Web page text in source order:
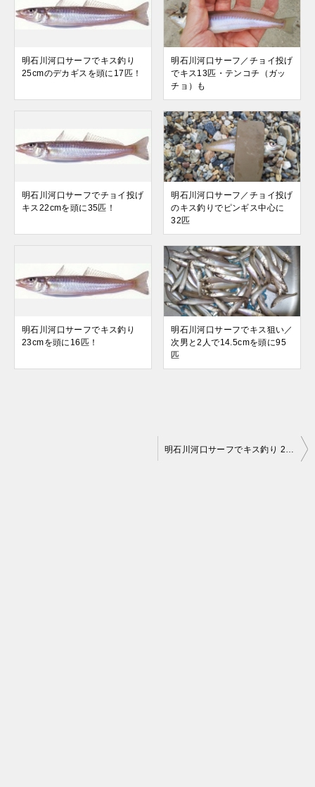
明石川河口サーフでキス釣り
25cmのデカギスを頭に17匹！
明石川河口サーフ／チョイ投げ
でキス13匹・テンコチ（ガッ
チョ）も
明石川河口サーフでチョイ投げ
キス22cmを頭に35匹！
明石川河口サーフ／チョイ投げ
のキス釣りでピンギス中心に
32匹
明石川河口サーフでキス釣り
23cmを頭に16匹！
明石川河口サーフでキス狙い／
次男と2人で14.5cmを頭に95
匹
明石川河口サーフでキス釣り 25cmのデカギスを頭に17匹！